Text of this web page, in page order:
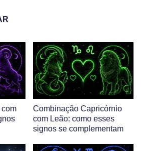
Combinação Capricórnio
com Leão: como esses
signos se complementam